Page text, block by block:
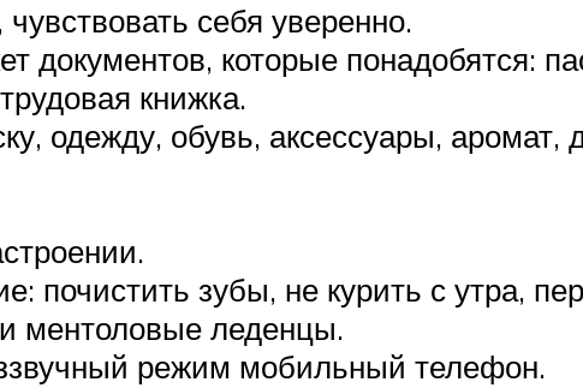
себя уверенно.
документов, которые понадобятся:
книжка.
одежду, обувь, аксессуары,
почистить зубы, не курить с утра,
ментоловые леденцы.
режим мобильный телефон.